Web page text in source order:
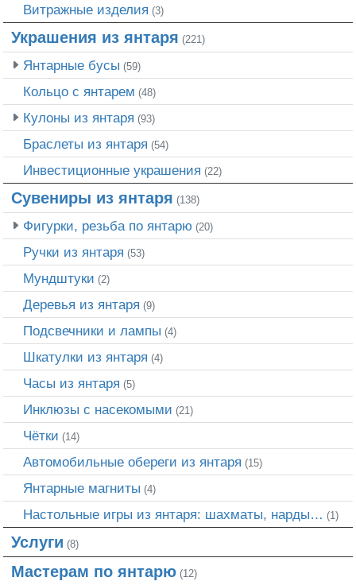
Витражные изделия (3)
Украшения из янтаря (221)
Янтарные бусы (59)
Кольцо с янтарем (48)
Кулоны из янтаря (93)
Браслеты из янтаря (54)
Инвестиционные украшения (22)
Сувениры из янтаря (138)
Фигурки, резьба по янтарю (20)
Ручки из янтаря (53)
Мундштуки (2)
Деревья из янтаря (9)
Подсвечники и лампы (4)
Шкатулки из янтаря (4)
Часы из янтаря (5)
Инклюзы с насекомыми (21)
Чётки (14)
Автомобильные обереги из янтаря (15)
Янтарные магниты (4)
Настольные игры из янтаря: шахматы, нарды… (1)
Услуги (8)
Мастерам по янтарю (12)